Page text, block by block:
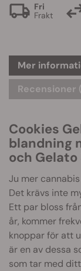
Fri
Frakt
Mer
Recensioner
Cookies
blandning
och Gelato
Ju mer
Det krävs inte
Ett par bloss
år, kommer
knoppar för att
är en av dessa
som tar med